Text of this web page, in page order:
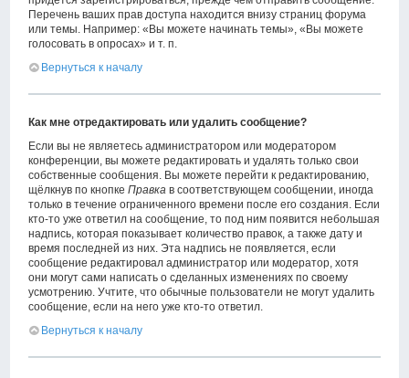
Перечень ваших прав доступа находится внизу страниц форума
или темы. Например: «Вы можете начинать темы», «Вы можете
голосовать в опросах» и т. п.
Вернуться к началу
Как мне отредактировать или удалить сообщение?
Если вы не являетесь администратором или модератором
конференции, вы можете редактировать и удалять только свои
собственные сообщения. Вы можете перейти к редактированию,
щёлкнув по кнопкеПравка в соответствующем сообщении, иногда
только в течение ограниченного времени после его создания. Если
кто-то уже ответил на сообщение, то под ним появится небольшая
надпись, которая показывает количество правок, а также дату и
время последней из них. Эта надпись не появляется, если
сообщение редактировал администратор или модератор, хотя
они могут сами написать о сделанных изменениях по своему
усмотрению. Учтите, что обычные пользователи не могут удалить
сообщение, если на него уже кто-то ответил.
Вернуться к началу